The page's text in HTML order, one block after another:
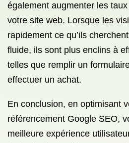
également augmenter les
votre site web. Lorsque les
rapidement ce qu’ils
fluide, ils sont plus enclins à
telles que remplir un
effectuer un achat.
En conclusion, en optimisant
référencement Google SEO,
meilleure expérience